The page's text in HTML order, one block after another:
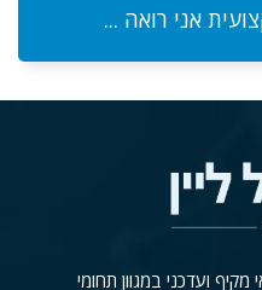
אני רואה ...
ועדכני במגוון תחומי